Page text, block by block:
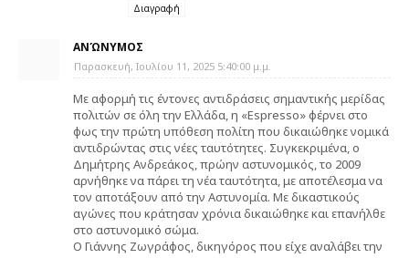
Διαγραφή
ΑΝΏΝΥΜΟΣ
Παρασκευή, Ιουλίου 11, 2025 5:40:00 μ.μ.
Με αφορμή τις έντονες αντιδράσεις σημαντικής μερίδας
πολιτών σε όλη την Ελλάδα, η «Εspresso» φέρνει στο
φως την πρώτη υπόθεση πολίτη που δικαιώθηκε νομικά
αντιδρώντας στις νέες ταυτότητες. Συγκεκριμένα, ο
Δημήτρης Ανδρεάκος, πρώην αστυνομικός, το 2009
αρνήθηκε να πάρει τη νέα ταυτότητα, με αποτέλεσμα να
τον αποτάξουν από την Aστυνομία. Με δικαστικούς
αγώνες που κράτησαν χρόνια δικαιώθηκε και επανήλθε
στο αστυνομικό σώμα.
Ο Γιάννης Ζωγράφος, δικηγόρος που είχε αναλάβει την